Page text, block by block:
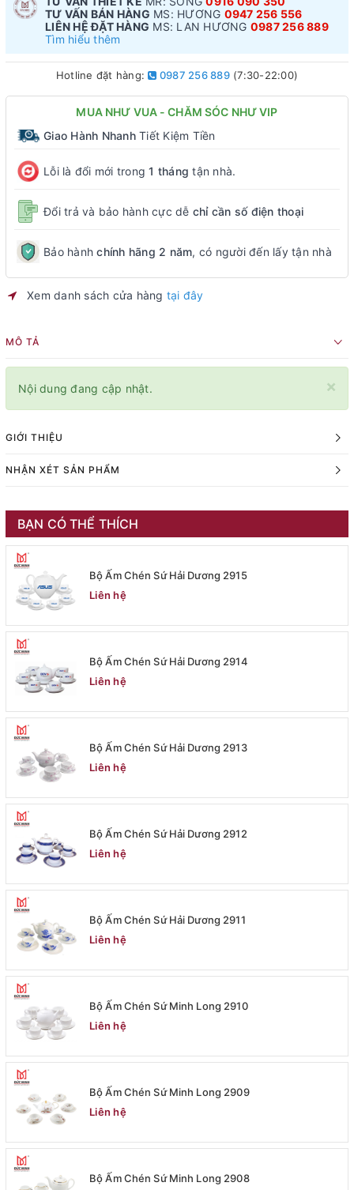
TƯ VẤN BÁN HÀNG MS: HƯƠNG 0947 256 556
LIÊN HỆ ĐẶT HÀNG MS: LAN HƯƠNG 0987 256 889
Tìm hiểu thêm
Hotline đặt hàng: 0987 256 889(7:30-22:00)
MUA NHƯ VUA - CHĂM SÓC NHƯ VIP
Giao Hành NhanhTiết Kiệm Tiền
Lỗi là đổi mới trong1 tháng tận nhà.
Đổi trả và bảo hành cực dễ chỉ cần số điện thoại
Bảo hànhchính hãng 2 năm, có người đến lấy tận nhà
Xem danh sách cửa hàng tại đây
MÔ TẢ
×
Nội dung đang cập nhật.
GIỚI THIỆU
NHẬN XÉT SẢN PHẨM
BẠN CÓ THỂ THÍCH
Bộ Ấm Chén Sứ Hải Dương 2915
Liên hệ
Bộ Ấm Chén Sứ Hải Dương 2914
Liên hệ
Bộ Ấm Chén Sứ Hải Dương 2913
Liên hệ
Bộ Ấm Chén Sứ Hải Dương 2912
Liên hệ
Bộ Ấm Chén Sứ Hải Dương 2911
Liên hệ
Bộ Ấm Chén Sứ Minh Long 2910
Liên hệ
Bộ Ấm Chén Sứ Minh Long 2909
Liên hệ
Bộ Ấm Chén Sứ Minh Long 2908